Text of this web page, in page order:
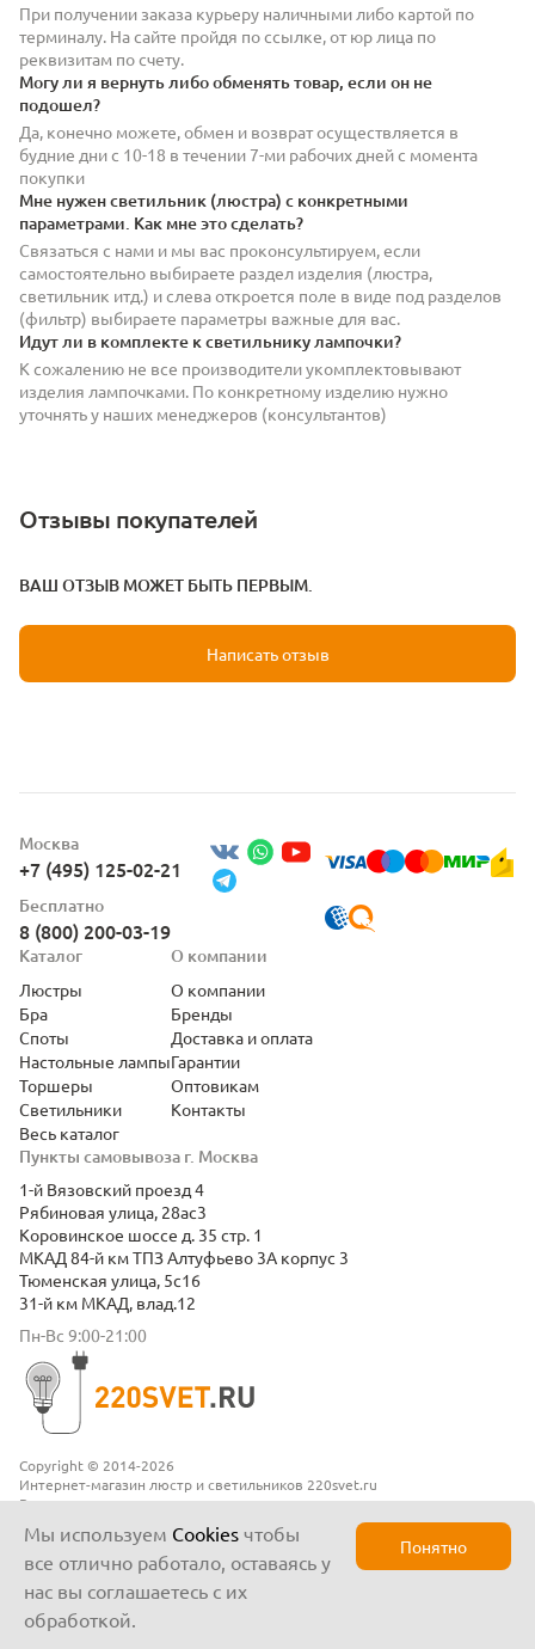
При получении заказа курьеру наличными либо картой по
терминалу. На сайте пройдя по ссылке, от юр лица по
реквизитам по счету.
Могу ли я вернуть либо обменять товар, если он не
подошел?
Да, конечно можете, обмен и возврат осуществляется в
будние дни с 10-18 в течении 7-ми рабочих дней с момента
покупки
Мне нужен светильник (люстра) с конкретными
параметрами. Как мне это сделать?
Связаться с нами и мы вас проконсультируем, если
самостоятельно выбираете раздел изделия (люстра,
светильник итд.) и слева откроется поле в виде под разделов
(фильтр) выбираете параметры важные для вас.
Идут ли в комплекте к светильнику лампочки?
К сожалению не все производители укомплектовывают
изделия лампочками. По конкретному изделию нужно
уточнять у наших менеджеров (консультантов)
Отзывы покупателей
ВАШ ОТЗЫВ МОЖЕТ БЫТЬ ПЕРВЫМ.
Написать отзыв
Copyright © 2014-2026
Интернет-магазин люстр и светильников 220svet.ru
Все права защищены
Москва
+7 (495) 125-02-21
Бесплатно
8 (800) 200-03-19
Пункты самовывоза г. Москва
1-й Вязовский проезд 4
Рябиновая улица, 28ас3
Коровинское шоссе д. 35 стр. 1
МКАД 84-й км ТПЗ Алтуфьево 3А корпус 3
Тюменская улица, 5с16
31-й км МКАД, влад.12
Пн-Вс 9:00-21:00
Каталог
Люстры
Бра
Споты
Настольные лампы
Торшеры
Светильники
Весь каталог
О компании
О компании
Бренды
Доставка и оплата
Гарантии
Оптовикам
Контакты
Мы используем Cookies чтобы
все отлично работало, оставаясь у
нас вы соглашаетесь с их
обработкой.
Понятно